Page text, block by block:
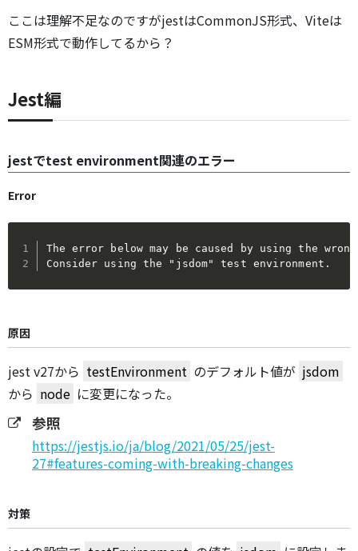
ここは理解不足なのですがjestはCommonJS形式、Viteは
ESM形式で動作してるから？
Jest編
jestでtest environment関連のエラー
Error
The error below may be caused by using the
Consider using the "jsdom" test environment.
原因
jest v27から testEnvironment のデフォルト値が jsdom
から node に変更になった。
参照
https://jestjs.io/ja/blog/2021/05/25/jest-
27#features-coming-with-breaking-changes
対策